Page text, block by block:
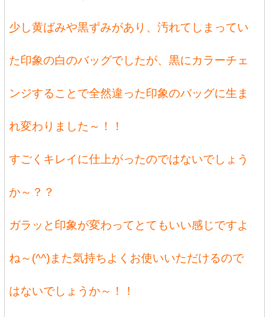
少し黄ばみや黒ずみがあり、汚れてしまってい
た印象の白のバッグでしたが、黒にカラーチェ
ンジすることで全然違った印象のバッグに生ま
れ変わりました～！！
すごくキレイに仕上がったのではないでしょう
か～？？
ガラッと印象が変わってとてもいい感じですよ
ね～(^^)また気持ちよくお使いいただけるので
はないでしょうか～！！